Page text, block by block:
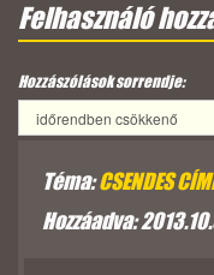
Felhasználó
Hozzászólások sorrendje:
Téma:CSENDES
Hozzáadva: